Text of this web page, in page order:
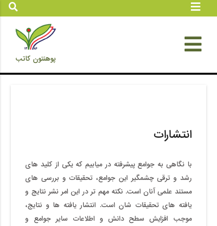
پوهنتون کاتب
انتشارات
با نگاهی به جوامع پیشرفته در میابیم که یکی از کلید های
رشد و ترقی چشمگیر این جوامع، تحقیقات و بررسی های
مستند علمی آنان است. نکته مهم تر در این امر نشر نتایج و
یافته های تحقیقات شان است. انتشار یافته ها و نتایج،
موجب افزایش سطح دانش و اطلاعات سایر جوامع و